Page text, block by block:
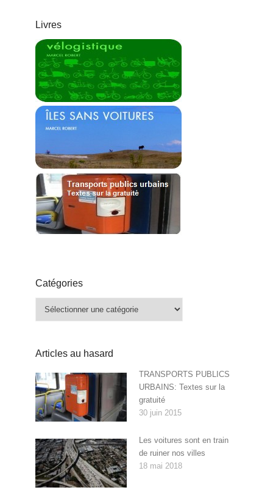
Livres
Catégories
Catégories
Articles au hasard
TRANSPORTS PUBLICS
URBAINS: Textes sur la
gratuité
30 juin 2015
Les voitures sont en train
de ruiner nos villes
18 mai 2018